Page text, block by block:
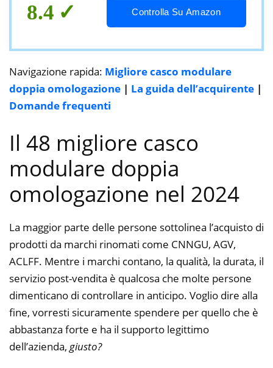
8.4 Controlla Su Amazon
Navigazione rapida: Migliore casco modulare
doppia omologazione | La guida dell’acquirente |
Domande frequenti
Il 48 migliore casco
modulare doppia
omologazione nel 2024
La maggior parte delle persone sottolinea l’acquisto di
prodotti da marchi rinomati come CNNGU, AGV,
ACLFF. Mentre i marchi contano, la qualità, la durata, il
servizio post-vendita è qualcosa che molte persone
dimenticano di controllare in anticipo. Voglio dire alla
fine, vorresti sicuramente spendere per quello che è
abbastanza forte e ha il supporto legittimo
dell’azienda, giusto?